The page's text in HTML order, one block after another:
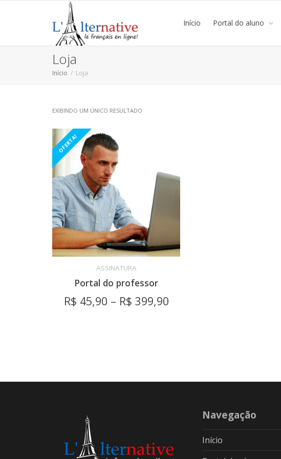
Início Portal do aluno
Loja
Início Loja
EXIBINDO UM ÚNICO RESULTADO
OFERTA!
VER OPÇÕES
ASSINATURA
Portal do professor
R$ 45,90 – R$ 399,90
Navegação
Início